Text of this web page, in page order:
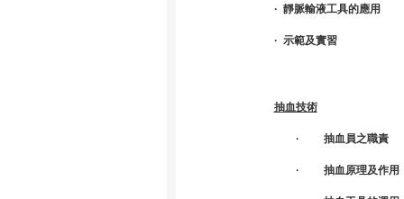
· 靜脈輸液工具的應用
· 示範及實習
抽血技術
· 抽血員之職責
· 抽血原理及作用